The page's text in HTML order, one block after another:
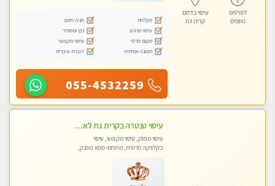
לפרטים
נוספים
עיסוי בדרום
קרית גת
מקלחת
חניה חינם
עיסוי מרגיע
נקי ומסודר
מקום פרטי
עיסוי מקצועי
תמונה אמיתית
דוברת עיברית
055-4532259
עיסוי טנטרה בקרית גת לא מה שחשבת הרבה יותר ממה שדמיינת פרטי!!! Highly recommended
עיסוי מפנק, עיסוי מקצועי, עיסוי
בקלניקה פרטית, מתחמי ספא מפנק,